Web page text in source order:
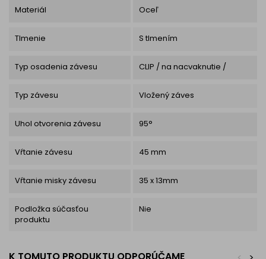
Materiál Oceľ
Tlmenie S tlmením
Typ osadenia závesu CLIP / na nacvaknutie /
Typ závesu Vložený záves
Uhol otvorenia závesu 95°
Vŕtanie závesu 45 mm
Vŕtanie misky závesu 35 x 13mm
Podložka súčasťou
produktu
Nie
K TOMUTO PRODUKTU ODPORÚČAME